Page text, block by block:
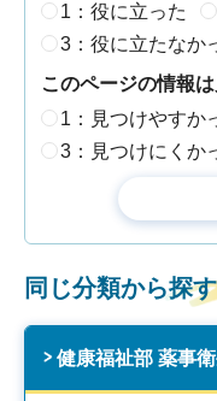
1：役に立った
3：役に立たなか
このページの情報
1：見つけやすか
3：見つけにくか
同じ分類から探す
健康福祉部 薬事